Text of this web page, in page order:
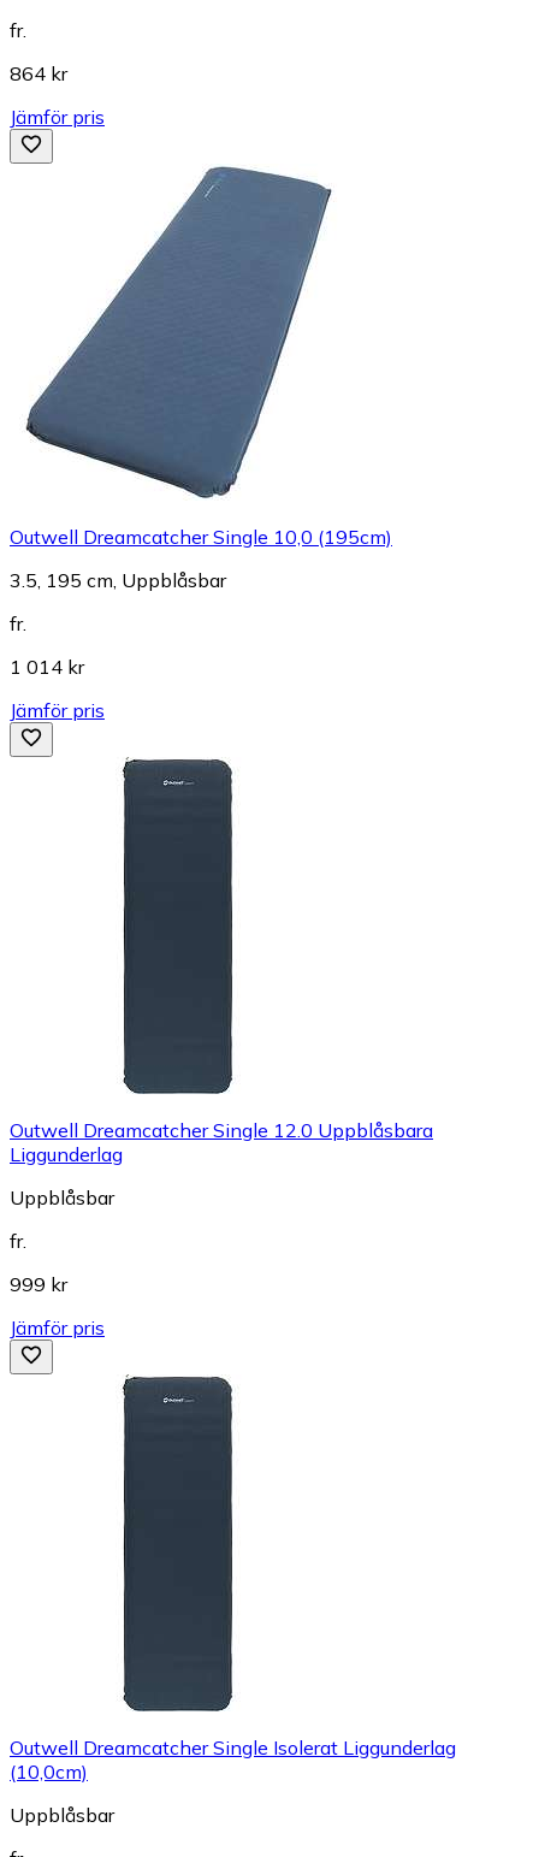
fr.
864 kr
Jämför pris
Outwell Dreamcatcher Single 10,0 (195cm)
3.5, 195 cm, Uppblåsbar
fr.
1 014 kr
Jämför pris
Outwell Dreamcatcher Single 12.0 Uppblåsbara
Liggunderlag
Uppblåsbar
fr.
999 kr
Jämför pris
Outwell Dreamcatcher Single Isolerat Liggunderlag
(10,0cm)
Uppblåsbar